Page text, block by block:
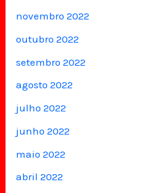
novembro 2022
outubro 2022
setembro 2022
agosto 2022
julho 2022
junho 2022
maio 2022
abril 2022